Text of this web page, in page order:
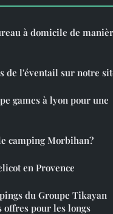
à domicile de
de l'éventail sur notre
games à lyon pour une
camping Morbihan?
en Provence
du Groupe Tikayan
offres pour les longs